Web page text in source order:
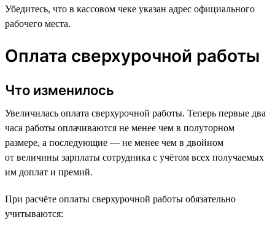
Убедитесь, что в кассовом чеке указан адрес официального
рабочего места.
Оплата сверхурочной работы
Что изменилось
Увеличилась оплата сверхурочной работы. Теперь первые два
часа работы оплачиваются не менее чем в полуторном
размере, а последующие — не менее чем в двойном
от величины зарплаты сотрудника с учётом всех получаемых
им доплат и премий.
При расчёте оплаты сверхурочной работы обязательно
учитываются: